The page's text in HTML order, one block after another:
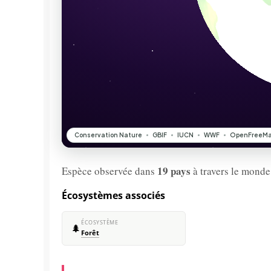
Espèce observée dans 19 pays à travers le
Écosystèmes associés
🌲 ÉCOSYSTÈME
Forêt